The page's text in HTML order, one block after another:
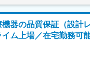
静岡県立がんセンターから徒
病室で不可欠な輸液ポンプや
遠ポンプ駆動装置などの医療
ナンスを行っています。主に
など)について新製品の企画～
いる部署です。
）
会社に対するサプライヤー監
て：
をしております。製品群が複
機器の品質保証（設計
ム上場／在宅勤務可